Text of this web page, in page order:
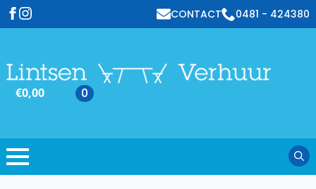
CONTACT 0481 - 424380
€0,00 0